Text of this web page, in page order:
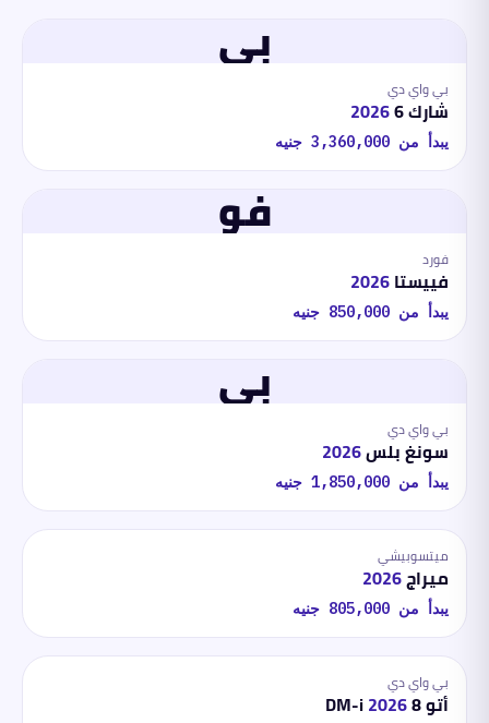
بي
بي واي دي
شارك 6 2026
يبدأ من 3,360,000 جنيه
فو
فورد
فييستا2026
يبدأ من 850,000 جنيه
بي
بي واي دي
سونغ بلس2026
يبدأ من 1,850,000 جنيه
ميتسوبيشي
ميراج2026
يبدأ من 805,000 جنيه
بي واي دي
أتو 8 DM-i 2026